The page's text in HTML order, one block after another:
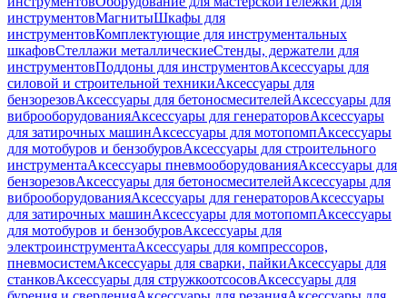
инструментовМагнитыШкафы для
инструментовКомплектующие для инструментальных
шкафовСтеллажи металлическиеСтенды, держатели для
инструментовПоддоны для инструментовАксессуары для
силовой и строительной техникиАксессуары для
бензорезовАксессуары для бетоносмесителейАксессуары для
виброоборудованияАксессуары для генераторовАксессуары
для затирочных машинАксессуары для мотопомпАксессуары
для мотобуров и бензобуровАксессуары для строительного
инструментаАксессуары пневмооборудованияАксессуары для
бензорезовАксессуары для бетоносмесителейАксессуары для
виброоборудованияАксессуары для генераторовАксессуары
для затирочных машинАксессуары для мотопомпАксессуары
для мотобуров и бензобуровАксессуары для
электроинструментаАксессуары для компрессоров,
пневмосистемАксессуары для сварки, пайкиАксессуары для
станковАксессуары для стружкоотсосовАксессуары для